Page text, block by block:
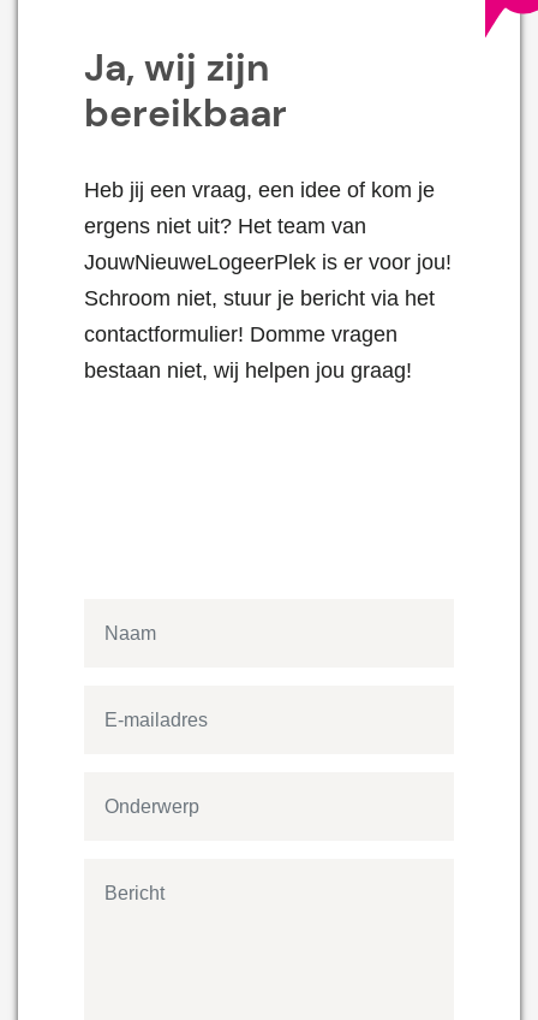
Ja, wij zijn
bereikbaar
Heb jij een vraag, een idee of kom je
ergens niet uit? Het team van
JouwNieuweLogeerPlek is er voor jou!
Schroom niet, stuur je bericht via het
contactformulier! Domme vragen
bestaan niet, wij helpen jou graag!